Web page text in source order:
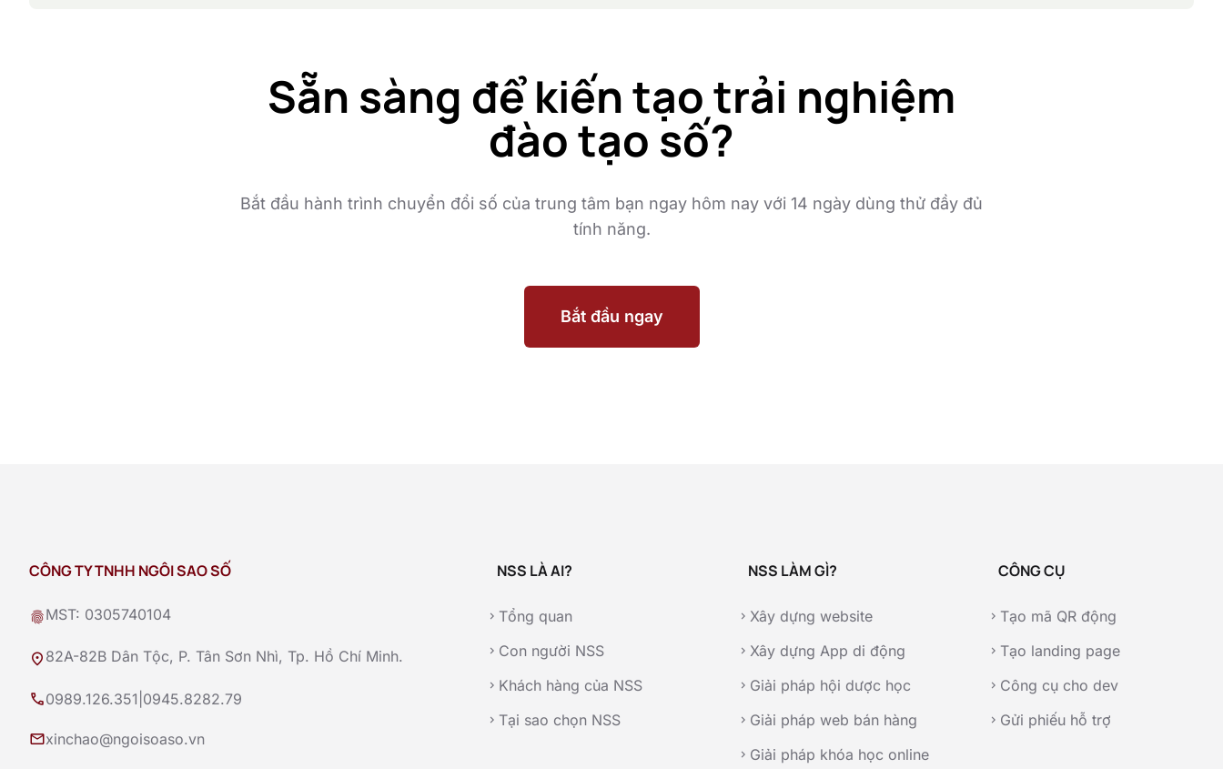
Sẵn sàng để kiến tạo trải nghiệm
đào tạo số?
Bắt đầu hành trình chuyển đổi số của trung tâm bạn ngay hôm nay với 14 ngày dùng thử đầy đủ
tính năng.
Bắt đầu ngay
CÔNG TY TNHH NGÔI SAO SỐ
fingerprintMST: 0305740104
location_on 82A-82B Dân Tộc, P. Tân Sơn Nhì, Tp. Hồ Chí Minh.
call0989.126.351 0945.8282.79
mailxinchao@ngoisoaso.vn
NSS LÀ AI?
chevron_right Tổng quan
chevron_right Con người NSS
chevron_right Khách hàng của NSS
chevron_right Tại sao chọn NSS
NSS LÀM GÌ?
chevron_right Xây dựng website
chevron_right Xây dựng App di động
chevron_right Giải pháp hội dược học
chevron_right Giải pháp web bán hàng
chevron_right Giải pháp khóa học online
CÔNG CỤ
chevron_right Tạo mã QR động
chevron_right Tạo landing page
chevron_right Công cụ cho dev
chevron_right Gửi phiếu hỗ trợ